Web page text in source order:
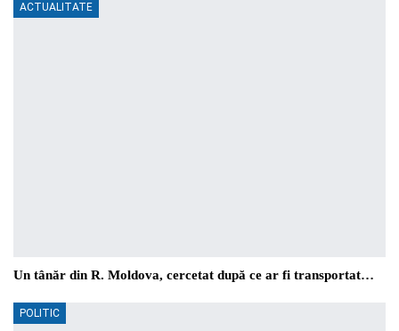
ACTUALITATE
Un tânăr din R. Moldova, cercetat după ce ar fi transportat…
POLITIC